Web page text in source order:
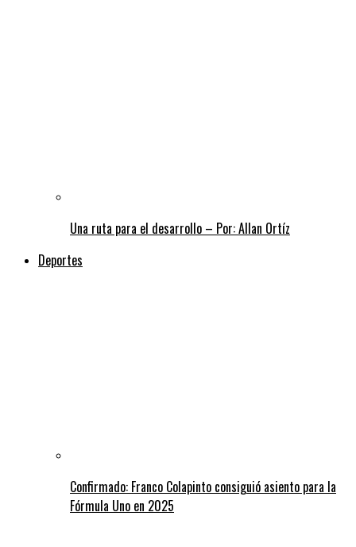
Una ruta para el desarrollo – Por: Allan Ortíz
Deportes
Confirmado: Franco Colapinto consiguió asiento para la
Fórmula Uno en 2025